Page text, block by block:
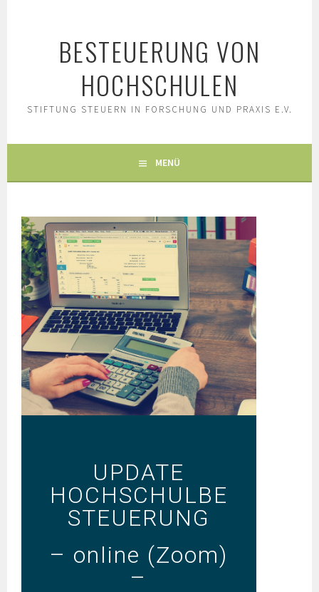
BESTEUERUNG VON
HOCHSCHULEN
STIFTUNG STEUERN IN FORSCHUNG UND PRAXIS E.V.
MENÜ
UPDATE
HOCHSCHULBE
STEUERUNG
– online (Zoom)
–